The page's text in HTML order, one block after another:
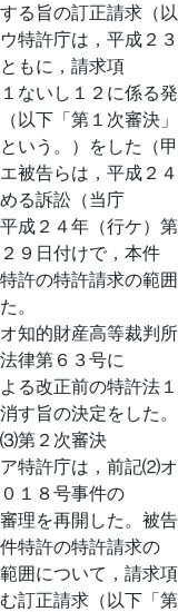
する旨の訂正請求（
ウ特許庁は，平成２
ともに，請求項
１ないし１２に係る
（以下「第１次審決」
という。）をした（甲
エ被告らは，平成２
める訴訟（当庁
平成２４年（行ケ）
２９日付けで，本件
特許の特許請求の範
た。
オ知的財産高等裁判
法律第６３号に
よる改正前の特許法
消す旨の決定をした。
⑶第２次審決
ア特許庁は，前記⑵
０１８号事件の
審理を再開した。被
件特許の特許請求の
範囲について，請求
む訂正請求（以下「第